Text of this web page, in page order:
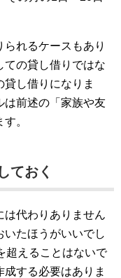
れるケースもあり
ての貸し借りではな
貸し借りになりま
は前述の「家族や友
。
ておく
は代わりありません
たほうがいいでし
超えることはないで
する必要はありま